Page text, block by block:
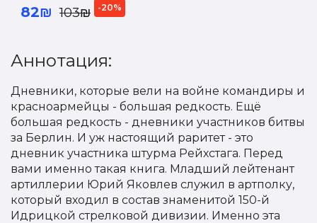
82₪ 103₪ -20%
Аннотация:
Дневники, которые вели на войне командиры и
красноармейцы - большая редкость. Ещё
большая редкость - дневники участников битвы
за Берлин. И уж настоящий раритет - это
дневник участника штурма Рейхстага. Перед
вами именно такая книга. Младший лейтенант
артиллерии Юрий Яковлев служил в артполку,
который входил в состав знаменитой 150-й
Идрицкой стрелковой дивизии. Именно эта